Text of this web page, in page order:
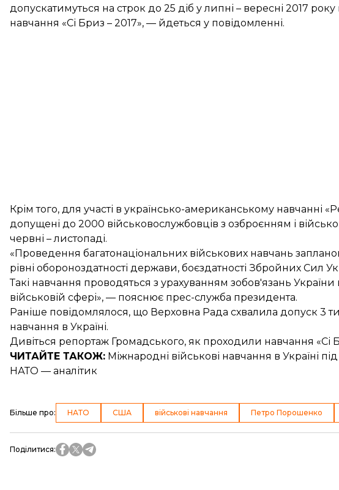
допускатимуться на строк до 25 діб у липні – вересні 2017
навчання «Сі Бриз – 2017», — йдеться у повідомленні.
Крім того, для участі в українсько-американському навчанні
допущені до 2000 військовослужбовців з озброєнням і
червні – листопаді.
«Проведення багатонаціональних військових навчань
рівні обороноздатності держави, боєздатності Збройних Сил
Такі навчання проводяться з урахуванням зобов'язань
військовій сфері», — пояснює прес-служба президента.
Раніше повідомлялося, що Верховна Рада схвалила допуск 3
навчання в Україні.
Дивіться репортаж Громадського, як проходили навчання «Сі
ЧИТАЙТЕ ТАКОЖ: Міжнародні військові навчання в Україні
НАТО — аналітик
Більше про: НАТО США військові навчання Петро Порошенко
Поділитися: